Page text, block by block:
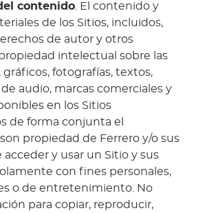
contenido . El contenido y
de los Sitios, incluidos,
de autor y otros
intelectual sobre las
gráficos, fotografías, textos,
audio, marcas comerciales y
en los Sitios
de forma conjunta el
propiedad de Ferrero y/o sus
acceder y usar un Sitio y sus
con fines personales,
o de entretenimiento. No
para copiar, reproducir,